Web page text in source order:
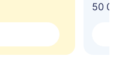
50